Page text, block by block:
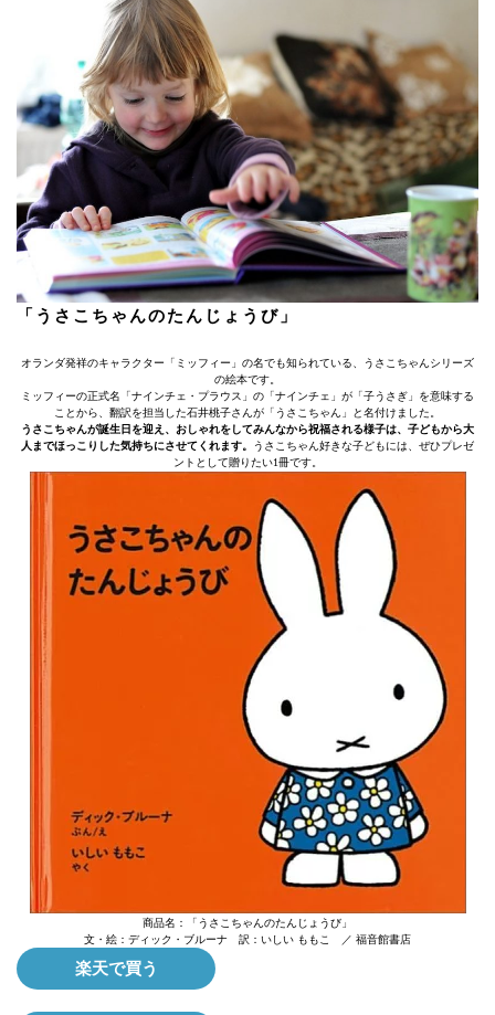
「うさこちゃんのたんじょうび」
オランダ発祥のキャラクター「ミッフィー」の名でも知られている、うさこちゃんシリーズ
の絵本です。
ミッフィーの正式名「ナインチェ・プラウス」の「ナインチェ」が「子うさぎ」を意味する
ことから、翻訳を担当した石井桃子さんが「うさこちゃん」と名付けました。
うさこちゃんが誕生日を迎え、おしゃれをしてみんなから祝福される様子は、子どもから大
人までほっこりした気持ちにさせてくれます。
うさこちゃん好きな子どもには、ぜひプレゼ
ントとして贈りたい1冊です。
商品名：「うさこちゃんのたんじょうび」
文・絵：ディック・ブルーナ 訳：いしい ももこ ／ 福音館書店
楽天で買う